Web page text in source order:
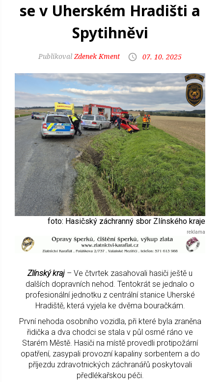
se v Uherském Hradišti a
Spytihněvi
Zdenek Kment 07. 10. 2025
foto: Hasičský záchranný sbor Zlínského kraje
Zlínský kraj – Ve čtvrtek zasahovali hasiči ještě u
dalších dopravních nehod. Tentokrát se jednalo o
profesionální jednotku z centrální stanice Uherské
Hradiště, která vyjela ke dvěma bouračkám.
První nehoda osobního vozidla, při které byla zraněna
řidička a dva chodci se stala v půl osmé ráno ve
Starém Městě. Hasiči na místě provedli protipožární
opatření, zasypali provozní kapaliny sorbentem a do
příjezdu zdravotnických záchranářů poskytovali
předlékařskou péči.